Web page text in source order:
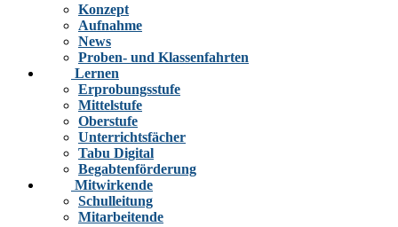
Konzept
Aufnahme
News
Proben- und Klassenfahrten
Lernen
Erprobungsstufe
Mittelstufe
Oberstufe
Unterrichtsfächer
Tabu Digital
Begabtenförderung
Mitwirkende
Schulleitung
Mitarbeitende